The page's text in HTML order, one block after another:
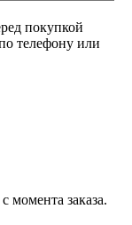
покупкой
телефону или
момента заказа.